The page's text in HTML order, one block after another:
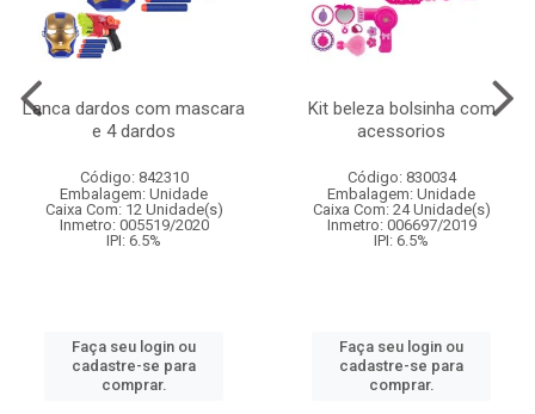
Lanca dardos com mascara
e 4 dardos
Código: 842310
Embalagem: Unidade
Caixa Com: 12 Unidade(s)
Inmetro: 005519/2020
IPI: 6.5%
Faça seu login ou
cadastre-se para
comprar.
Kit beleza bolsinha com
acessorios
Código: 830034
Embalagem: Unidade
Caixa Com: 24 Unidade(s)
Inmetro: 006697/2019
IPI: 6.5%
Faça seu login ou
cadastre-se para
comprar.